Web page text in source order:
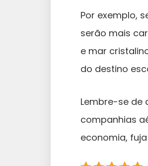
Por exemplo,
serão mais
e mar
do destino
Lembre-se de
companhias
economia,